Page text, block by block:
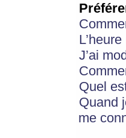
J’ai
Quel
Quand
me